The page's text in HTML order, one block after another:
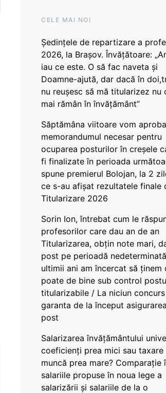
CELE MAI NOI
Ședințele de repartizare a
2026, la Brașov. Învățătoare:
iau ce este. O să fac naveta și
Doamne-ajută, dar dacă în
nu reușesc să mă titularizez nu
mai rămân în învățământ”
Săptămâna viitoare vom aproba
memorandumul necesar pentru
ocuparea posturilor în creșele
fi finalizate în perioada
spune premierul Bolojan, la 2
ce s-au afișat rezultatele finale
Titularizare 2026
Sorin Ion, întrebat cum le
profesorilor care dau an de an
Titularizarea, obțin note mari,
post pe perioadă
ultimii ani am încercat să ținem
poate de bine sub control
titularizabile / La niciun
garanta de la început
post
Salarizarea învățământului
coeficienți prea mici sau taxare
muncă prea mare? Comparație
salariile propuse în noua lege a
salarizării și salariile de la o